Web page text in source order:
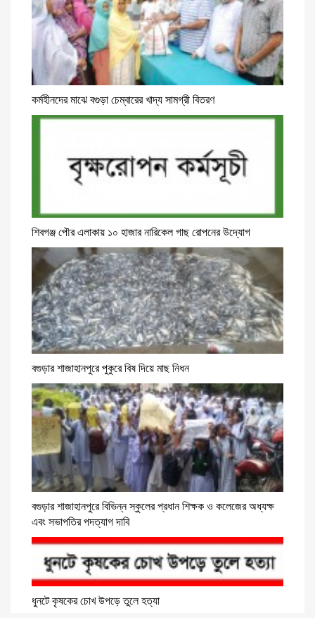
কর্মহীনদের মাঝে বগুড়া চেম্বারের খাদ্য সামগ্রী বিতরণ
শিবগঞ্জ পৌর এলাকায় ১০ হাজার নারিকেল গাছ রোপনের উদ্যোগ
বগুড়ার শাজাহানপুরে পুকুরে বিষ দিয়ে মাছ নিধন
বগুড়ার শাজাহানপুরে বিভিন্ন স্কুলের প্রধান শিক্ষক ও কলেজের অধ্যক্ষ
এবং সভাপতির পদত্যাগ দাবি
ধুনটে কৃষকের চোখ উপড়ে তুলে হত্যা